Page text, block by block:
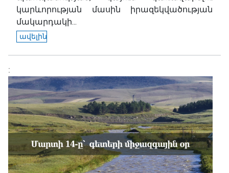
կարևորության մասին իրազեկվածության
մակարդակի...
ավելին